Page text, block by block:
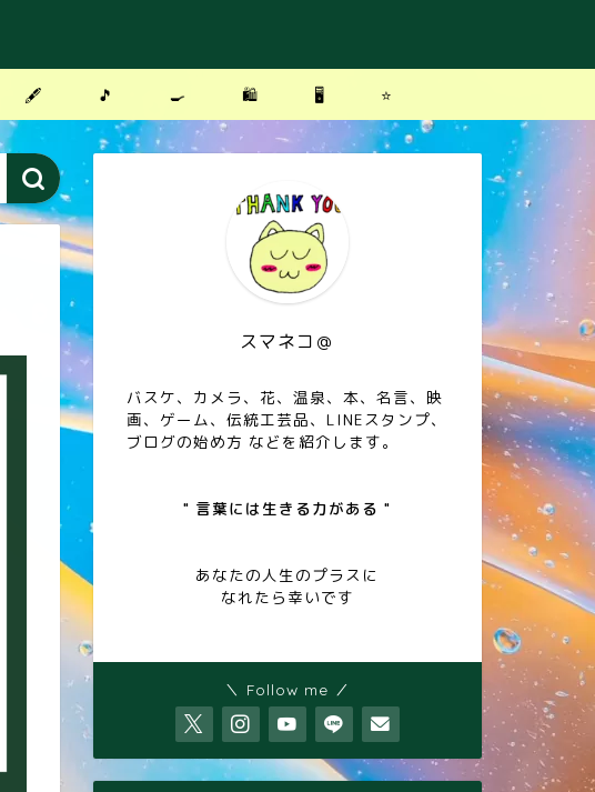
🖋 🎵 🍳 🛍 🖥 ⭐️
スマネコ＠
バスケ、カメラ、花、温泉、本、名言、映
画、ゲーム、伝統工芸品、LINEスタンプ、
ブログの始め方 などを紹介します。
" 言葉には生きる力がある "
あなたの人生のプラスに
なれたら幸いです
＼ Follow me ／